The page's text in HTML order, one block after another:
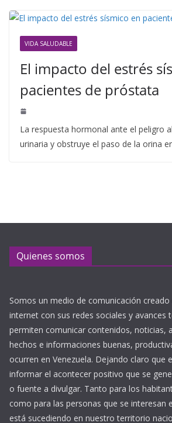
VIDA SALUDABLE
El impacto del estrés
pacientes de próstata
La respuesta hormonal ante el peligro
urinaria y obstruye el paso de la orina
Quienes somos
Somos un medio de comunicación creado
internet con sus redes sociales y avances
permiten comunicar contenidos, noticias,
hechos e informaciones buenas,
ocurren en Venezuela. Dejando claro que
informar el acontecer positivo que se
o fuente a divulgar. Tanto para los
como para las personas que se interesan
está sucediendo en nuestro territorio